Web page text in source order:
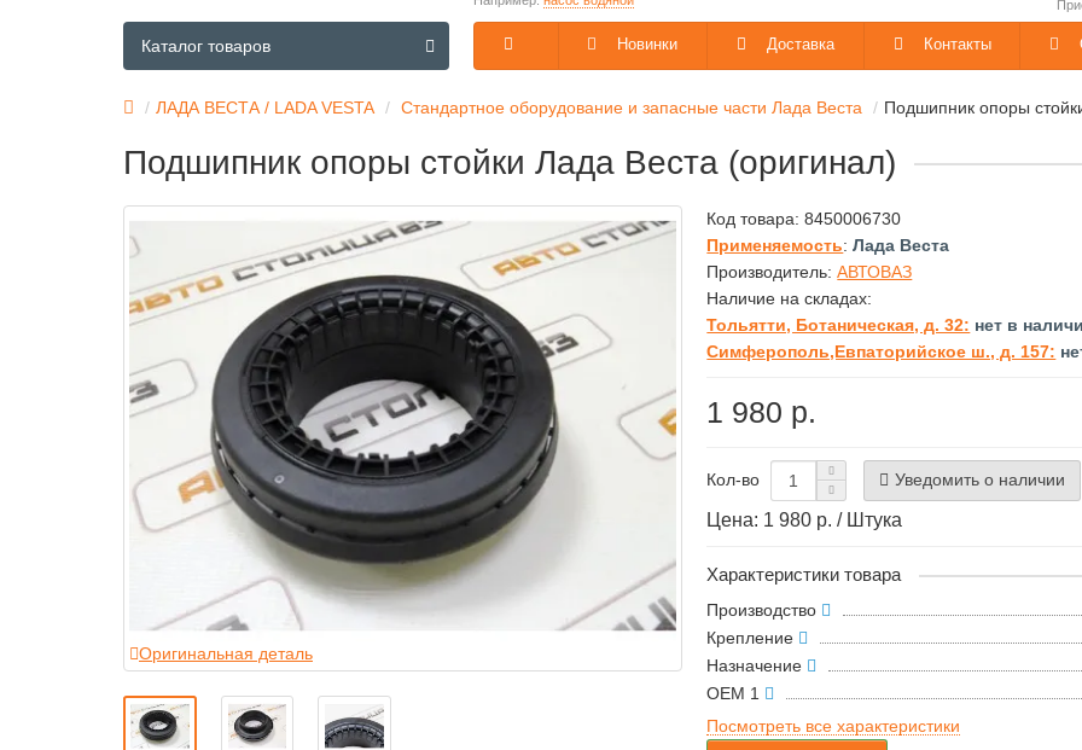
Новинки Доставка Контакты
Каталог товаров
ЛАДА ВЕСТА / LADA VESTA Стандартное оборудование и запасные части Лада Веста Подшипник опоры
Подшипник опоры стойки Лада Веста (оригинал)
Оригинальная деталь
Код товара:8450006730
Применяемость:Лада Веста
Производитель:АВТОВАЗ
Наличие на складах:
Тольятти, Ботаническая, д. 32: нет в
Симферополь,Евпаторийское ш., д. 157:
1 980 р.
Кол-во Уведомить о наличии
Цена: 1 980 р. / Штука
Характеристики товара
Производство
Крепление
Назначение
OEM 1
Посмотреть все характеристики